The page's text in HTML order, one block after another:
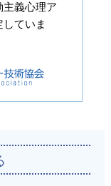
義心理ア
ていま